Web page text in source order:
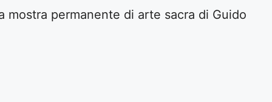
permanente di arte sacra di Guido